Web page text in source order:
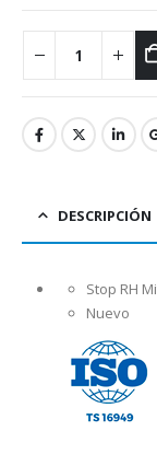
DESCRIPCIÓN
Stop RH
Nuevo